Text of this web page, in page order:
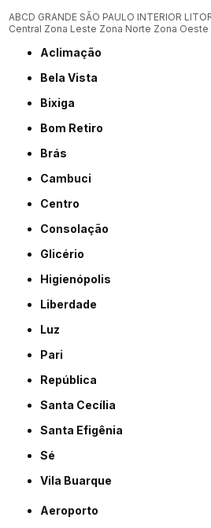
ABCD GRANDE SÃO PAULO INTERIOR
Central Zona Leste Zona Norte Zona Oeste
Aclimação
Bela Vista
Bixiga
Bom Retiro
Brás
Cambuci
Centro
Consolação
Glicério
Higienópolis
Liberdade
Luz
Pari
República
Santa Cecília
Santa Efigênia
Sé
Vila Buarque
Aeroporto